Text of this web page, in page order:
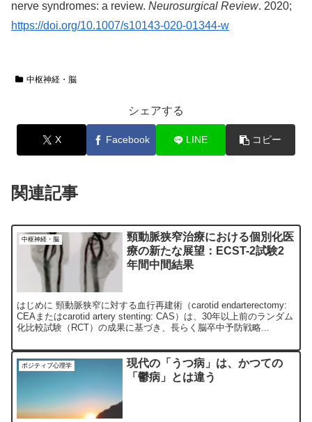
nerve syndromes: a review. Neurosurgical Review. 2020;
https://doi.org/10.1007/s10143-020-01344-w
中枢神経・脳
シェアする
X Facebook LINE コピー
関連記事
中枢神経・脳
頸動脈狭窄治療における個別化医
療の新たな展望：ECST-2試験2
年間中間結果
はじめに 頸動脈狭窄に対する血行再建術（carotid endarterectomy:
CEAまたはcarotid artery stenting: CAS）は、30年以上前のランダム
化比較試験（RCT）の成果に基づき、長らく脳卒中予防戦略...
ポジティブ心理学
現代の「うつ病」は、かつての
「鬱病」とは違う